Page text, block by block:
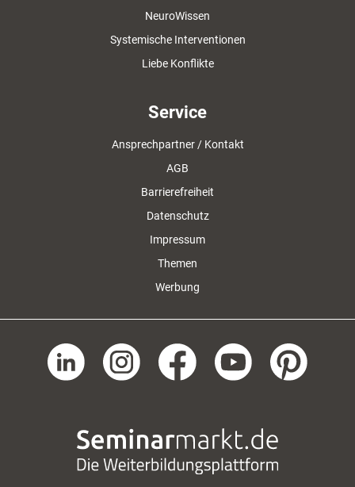
NeuroWissen
Systemische Interventionen
Liebe Konflikte
Service
Ansprechpartner / Kontakt
AGB
Barrierefreiheit
Datenschutz
Impressum
Themen
Werbung